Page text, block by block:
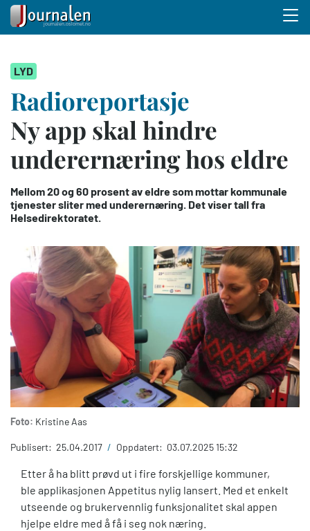
hovedinnhold
LYD
Radioreportasje
Ny app skal hindre
underernæring hos eldre
Mellom 20 og 60 prosent av eldre som mottar kommunale
tjenester sliter med underernæring. Det viser tall fra
Helsedirektoratet.
Foto: Kristine Aas
Publisert: 25.04.2017 / Oppdatert: 03.07.2025 15:32
Etter å ha blitt prøvd ut i fire forskjellige kommuner,
ble applikasjonen Appetitus nylig lansert. Med et enkelt
utseende og brukervennlig funksjonalitet skal appen
hjelpe eldre med å få i seg nok næring.